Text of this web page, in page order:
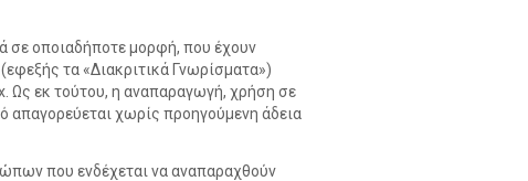
σε οποιαδήποτε μορφή, που έχουν
τα «Διακριτικά Γνωρίσματα»)
Ως εκ τούτου, η αναπαραγωγή, χρήση σε
απαγορεύεται χωρίς προηγούμενη άδεια
που ενδέχεται να αναπαραχθούν